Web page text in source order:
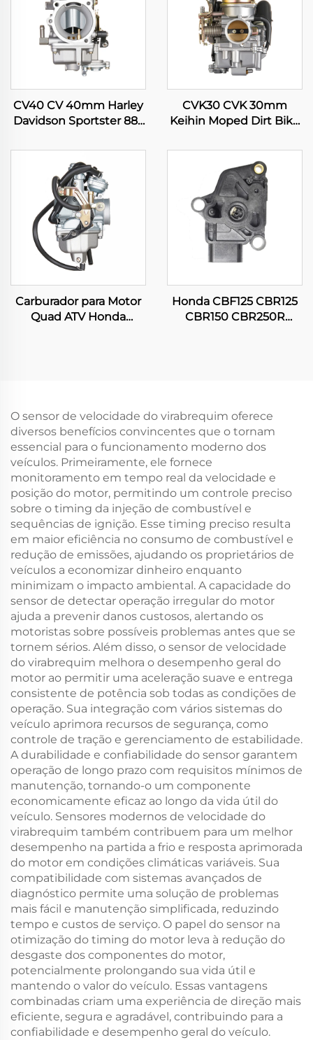
CV40 CV 40mm Harley
Davidson Sportster 883
Carburador para
Motocicleta
CVK30 CVK 30mm
Keihin Moped Dirt Bike
Motocicleta ATV Quad
Scooter
Carburador para Motor
Quad ATV Honda
Honda CBF125 CBR125
CBR150 CBR250R
O sensor de velocidade do virabrequim oferece
diversos benefícios convincentes que o tornam
essencial para o funcionamento moderno dos
veículos. Primeiramente, ele fornece
monitoramento em tempo real da velocidade e
posição do motor, permitindo um controle preciso
sobre o timing da injeção de combustível e
sequências de ignição. Esse timing preciso resulta
em maior eficiência no consumo de combustível e
redução de emissões, ajudando os proprietários de
veículos a economizar dinheiro enquanto
minimizam o impacto ambiental. A capacidade do
sensor de detectar operação irregular do motor
ajuda a prevenir danos custosos, alertando os
motoristas sobre possíveis problemas antes que se
tornem sérios. Além disso, o sensor de velocidade
do virabrequim melhora o desempenho geral do
motor ao permitir uma aceleração suave e entrega
consistente de potência sob todas as condições de
operação. Sua integração com vários sistemas do
veículo aprimora recursos de segurança, como
controle de tração e gerenciamento de estabilidade.
A durabilidade e confiabilidade do sensor garantem
operação de longo prazo com requisitos mínimos de
manutenção, tornando-o um componente
economicamente eficaz ao longo da vida útil do
veículo. Sensores modernos de velocidade do
virabrequim também contribuem para um melhor
desempenho na partida a frio e resposta aprimorada
do motor em condições climáticas variáveis. Sua
compatibilidade com sistemas avançados de
diagnóstico permite uma solução de problemas
mais fácil e manutenção simplificada, reduzindo
tempo e custos de serviço. O papel do sensor na
otimização do timing do motor leva à redução do
desgaste dos componentes do motor,
potencialmente prolongando sua vida útil e
mantendo o valor do veículo. Essas vantagens
combinadas criam uma experiência de direção mais
eficiente, segura e agradável, contribuindo para a
confiabilidade e desempenho geral do veículo.